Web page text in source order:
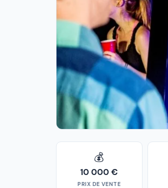
💰
10 000 €
PRIX DE VENTE